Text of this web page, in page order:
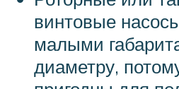
винтовые
малыми
диаметру,